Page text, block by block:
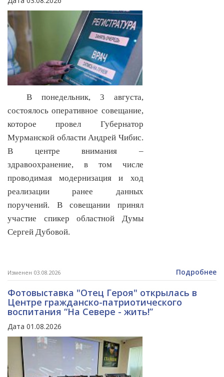
В понедельник, 3 августа,
состоялось оперативное совещание,
которое провел Губернатор
Мурманской области Андрей Чибис.
В центре внимания –
здравоохранение, в том числе
проводимая модернизация и ход
реализации ранее данных
поручений. В совещании принял
участие спикер областной Думы
Сергей Дубовой.
Изменен 03.08.2026 Подробнее
Фотовыставка "Отец Героя" открылась в
Центре гражданско-патриотического
воспитания “На Севере - жить!”
Дата 01.08.2026